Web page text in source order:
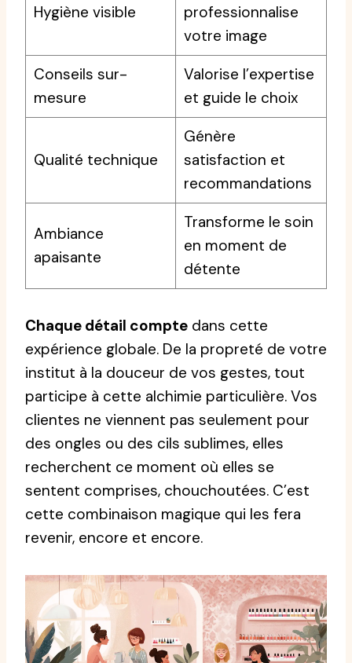
Hygiène visible
professionnalise
votre image
Conseils sur-
mesure
Valorise l’expertise
et guide le choix
Qualité technique
Génère
satisfaction et
recommandations
Ambiance
apaisante
Transforme le soin
en moment de
détente
Chaque détail compte dans cette
expérience globale. De la propreté de votre
institut à la douceur de vos gestes, tout
participe à cette alchimie particulière. Vos
clientes ne viennent pas seulement pour
des ongles ou des cils sublimes, elles
recherchent ce moment où elles se
sentent comprises, chouchoutées. C’est
cette combinaison magique qui les fera
revenir, encore et encore.